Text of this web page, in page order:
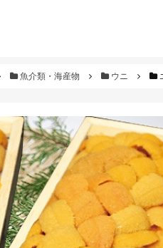
魚介類・海産物 ウニ